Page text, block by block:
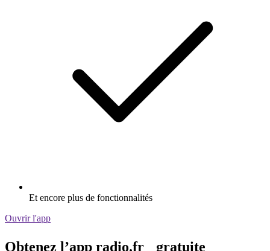
Et encore plus de fonctionnalités
Ouvrir l'app
Obtenez l’app radio.fr gratuite